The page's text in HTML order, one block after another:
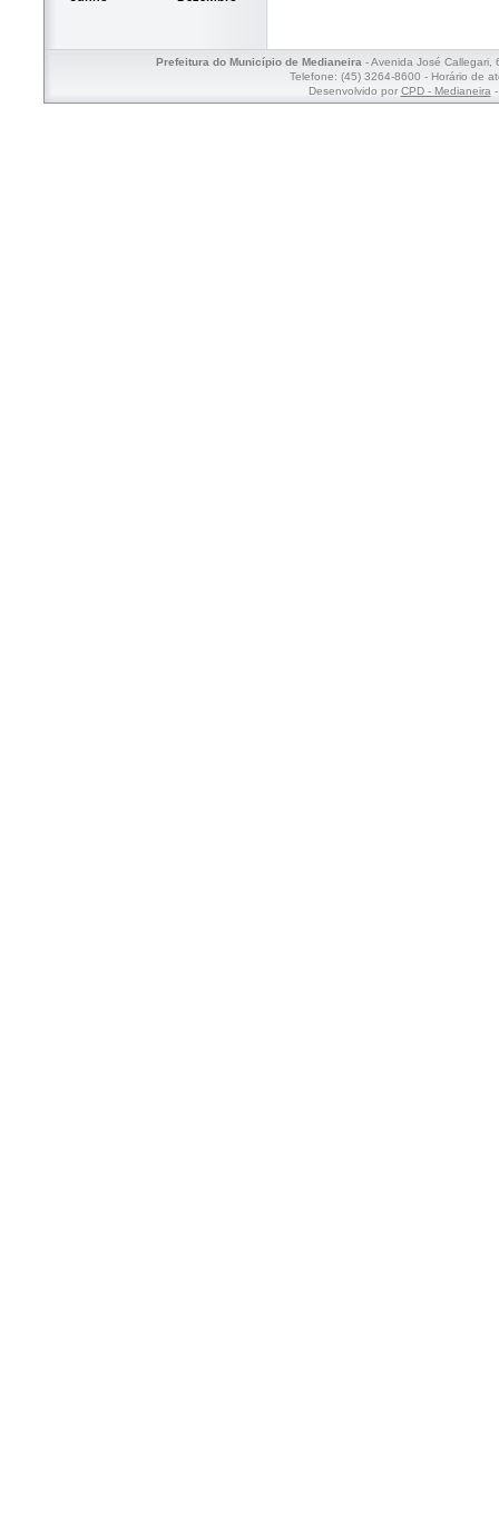
Prefeitura do Município de Medianeira- Avenida José Callegari,
Telefone: (45) 3264-8600 - Horário de
Desenvolvido por CPD - Medianeira-